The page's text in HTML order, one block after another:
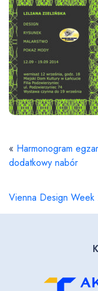
« Harmonogram
dodatkowy nabór
Vienna Design Week